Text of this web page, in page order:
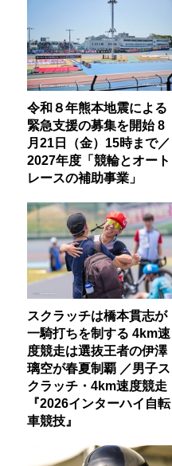
令和８年熊本地震による
緊急支援の募集を開始 8
月21日（金）15時まで／
2027年度「競輪とオート
レースの補助事業」
スクラッチは橋本貫志が
一騎打ちを制する 4km速
度競走は選抜王者の伊澤
璃空が春夏制覇 ／男子ス
クラッチ・4km速度競走
『2026インターハイ自転
車競技』